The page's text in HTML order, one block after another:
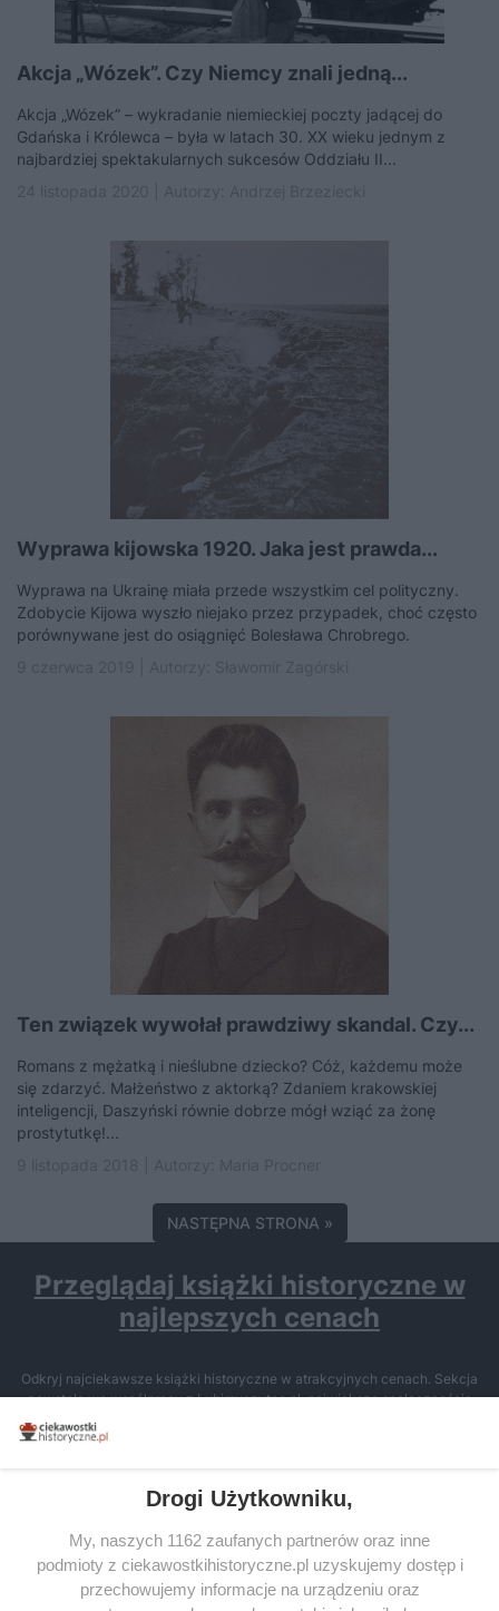
Akcja „Wózek”. Czy Niemcy znali jedną...
Akcja „Wózek” – wykradanie niemieckiej poczty jadącej do
Gdańska i Królewca – była w latach 30. XX wieku jednym z
najbardziej spektakularnych sukcesów Oddziału II...
Wyprawa kijowska 1920. Jaka jest prawda...
Wyprawa na Ukrainę miała przede wszystkim cel polityczny.
Zdobycie Kijowa wyszło niejako przez przypadek, choć często
porównywane jest do osiągnięć Bolesława Chrobrego.
Ten związek wywołał prawdziwy skandal. Czy...
Romans z mężatką i nieślubne dziecko? Cóż, każdemu może
się zdarzyć. Małżeństwo z aktorką? Zdaniem krakowskiej
inteligencji, Daszyński równie dobrze mógł wziąć za żonę
prostytutkę!...
NASTĘPNA STRONA »
Przeglądaj książki historyczne w
najlepszych cenach
Odkryj najciekawsze książki historyczne w atrakcyjnych cenach. Sekcja
powstała we współpracy z Lubimyczytac.pl, największą społecznością
miłośników literatury w Polsce – dzięki temu możesz wybierać spośród
tytułów najwyżej ocenianych przez czytelników.
SERWIS
Drogi Użytkowniku,
My, naszych 1162 zaufanych partnerów oraz inne
podmioty z ciekawostkihistoryczne.pl uzyskujemy dostęp i
przechowujemy informacje na urządzeniu oraz